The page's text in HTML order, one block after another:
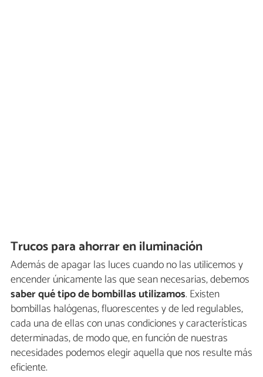
Trucos para ahorrar en iluminación
Además de apagar las luces cuando no las utilicemos y
encender únicamente las que sean necesarias, debemos
saber qué tipo de bombillas utilizamos. Existen
bombillas halógenas, fluorescentes y de led regulables,
cada una de ellas con unas condiciones y características
determinadas, de modo que, en función de nuestras
necesidades podemos elegir aquella que nos resulte más
eficiente.